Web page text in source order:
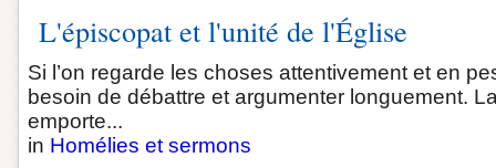
L'épiscopat et l'unité de l'Église
Si l’on regarde les choses attentivement et en
besoin de débattre et argumenter longuement.
emporte...
in Homélies et sermons